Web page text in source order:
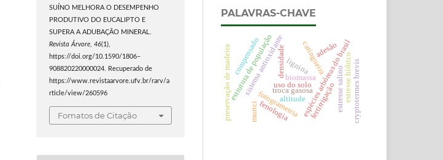
SUÍNO MELHORA O DESEMPENHO
PRODUTIVO DO EUCALIPTO E
SUPERA A ADUBAÇÃO MINERAL.
Revista Árvore,46(1),
https://doi.org/10.1590/1806–
908820220000024. Recuperado de
https://www.revistaarvore.ufv.br/rarv/a
rticle/view/260596
Fomatos de Citação
PALAVRAS-CHAVE
biomassa
densidade
sistema antioxidantetroca gasosaespécies arbóreas do brasil
lignina estresse salino
catingueira estresse hídrico
estrutura de população altitude
fotogrametria fertirrigação
fenologia
murici
preservação de madeira cryptotermes brevis
adesão
compensado
uso do solo